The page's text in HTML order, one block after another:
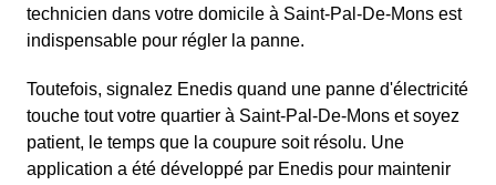
technicien dans votre domicile à Saint-Pal-De-Mons est
indispensable pour régler la panne.
Toutefois, signalez Enedis quand une panne d'électricité
touche tout votre quartier à Saint-Pal-De-Mons et soyez
patient, le temps que la coupure soit résolu. Une
application a été développé par Enedis pour maintenir